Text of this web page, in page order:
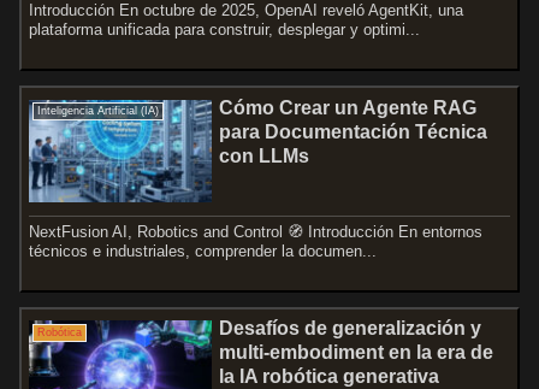
Introducción En octubre de 2025, OpenAI reveló AgentKit, una
plataforma unificada para construir, desplegar y optimi...
Inteligencia Artificial (IA)
Cómo Crear un Agente RAG
para Documentación Técnica
con LLMs
NextFusion AI, Robotics and Control 🧭 Introducción En entornos
técnicos e industriales, comprender la documen...
Robótica
Desafíos de generalización y
multi-embodiment en la era de
la IA robótica generativa